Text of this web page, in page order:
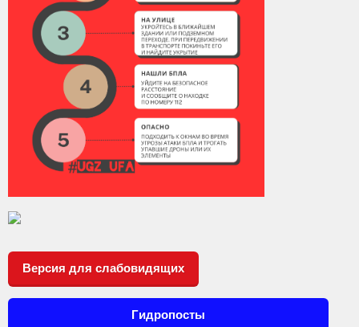
Версия для слабовидящих
Гидропосты